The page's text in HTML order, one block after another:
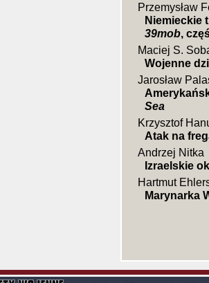
Przemysław
Niemieckie
39mob,
Maciej S.
Wojenne
Jarosław
Sea
Krzysztof
Atak na
Andrzej Nitka
Izraelskie
Hartmut
Marynarka